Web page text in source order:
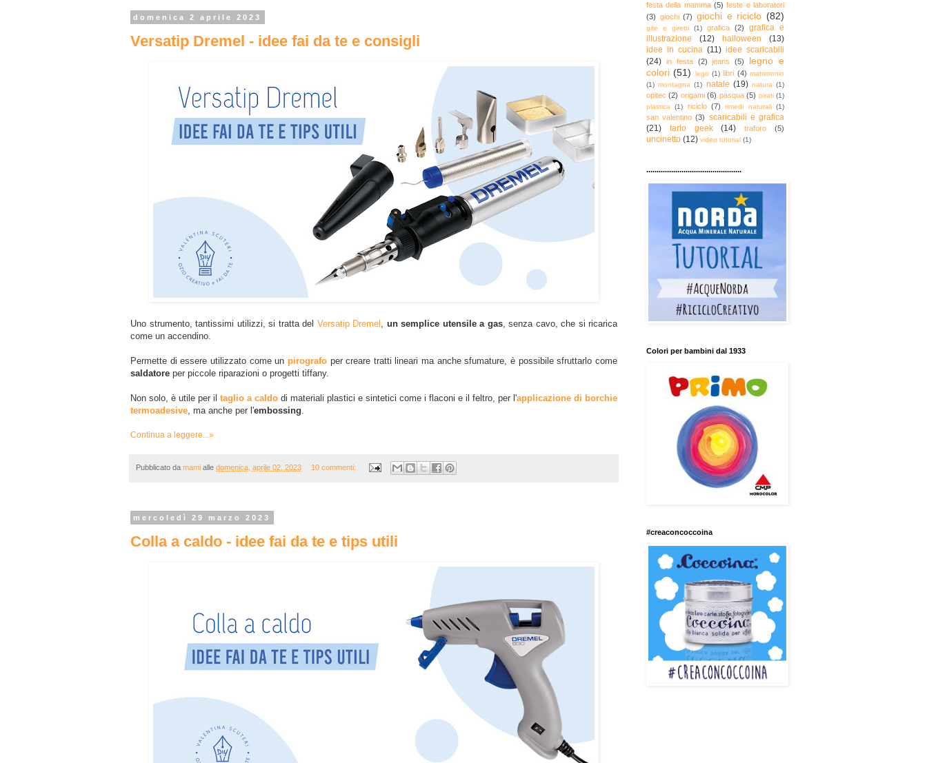
domenica 2 aprile 2023
Versatip Dremel - idee fai da te e consigli
Uno strumento, tantissimi utilizzi, si tratta del Versatip Dremel un semplice utensile a gas, senza cavo, che si ricarica
come un accendino.
Permette di essere utilizzato come un pirografoper creare tratti lineari ma anche sfumature, è possibile sfruttarlo come
saldatore per piccole riparazioni o progetti tiffany.
Non solo, è utile per il taglio a caldo di materiali plastici e sintetici come i flaconi e il feltro, per l'applicazione di borchie
termoadesive , ma anche per l'embossing
Continua a leggere...»
Pubblicato da mami alle domenica, aprile 02, 2023 10 commenti:
mercoledì 29 marzo 2023
Colla a caldo - idee fai da te e tips utili
festa della mamma (5) feste e laboratori
(3) giochi (7) giochi e riciclo (82)
gite e giretti (1) grafica (2)
grafica e
illustrazione
(12) halloween
(13)
idee in cucina (11) idee scaricabili
(24) in festa (2) jeans (5)
legno e
colori (51) lego (1) libri (4) matrimonio
(1) montagna (1) natale (19) natura (1)
opitec (2) origami (6) pasqua (5) pirati (1)
plastica (1) riciclo (7) rimedi naturali (1)
san valentino (3) scaricabili e grafica
(21)
tarlo geek (14) traforo (5)
uncinetto (12) video tutorial (1)
..............................................
Colori per bambini dal 1933
#creaconcoccoina